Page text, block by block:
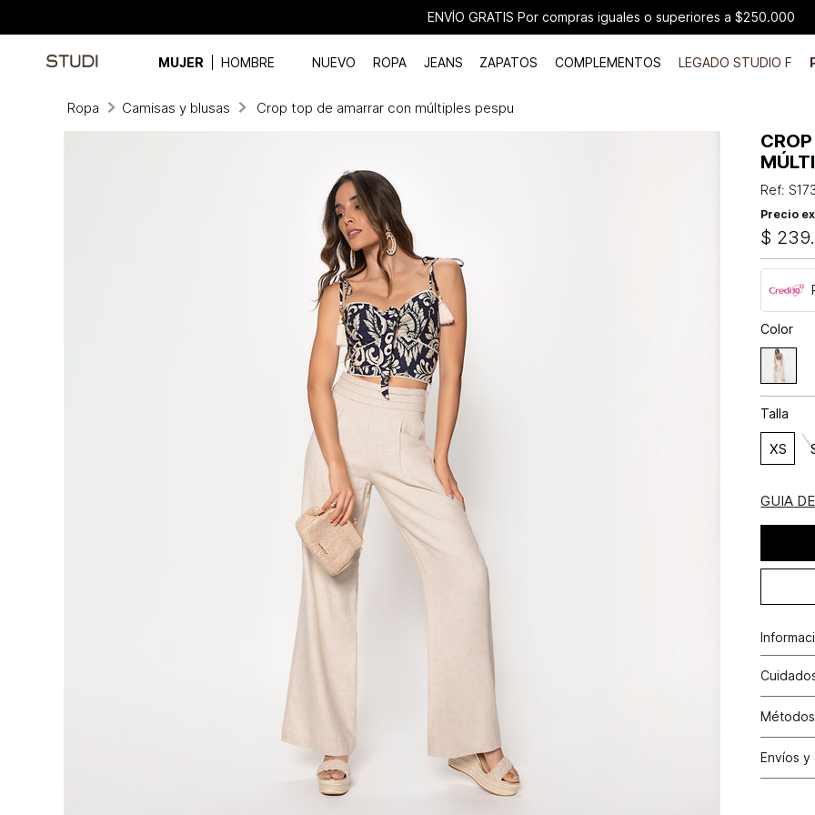
ENVÍO GRATIS Por compras iguales o superiores a $250.000
MUJER HOMBRE NUEVO ROPA JEANS ZAPATOS COMPLEMENTOS LEGADO STUDIO F
Ropa Camisas y blusas Crop top de amarrar con múltiples pespu
Ref:
Precio
$ 239.
Color
Talla
XS
GUIA
Rayón
Lavado
Tarjetas
Envíos